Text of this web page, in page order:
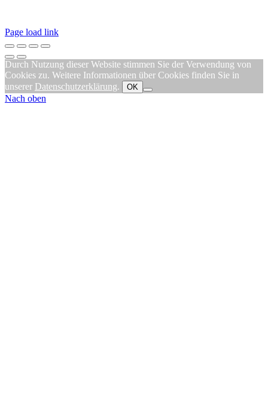
Page load link
Durch Nutzung dieser Website stimmen Sie der Verwendung von
Cookies zu. Weitere Informationen über Cookies finden Sie in
unserer Datenschutzerklärung. OK
Nach oben